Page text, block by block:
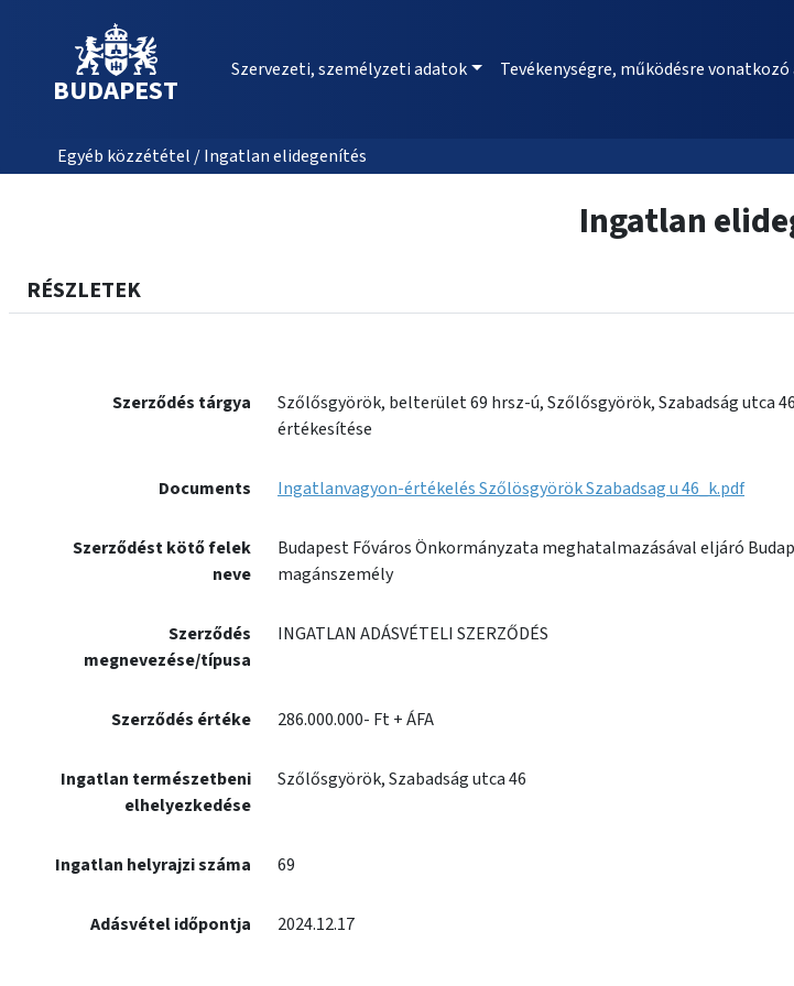
BUDAPEST
Szervezeti, személyzeti adatok Tevékenységre, működésre
Egyéb közzététel / Ingatlan elidegenítés
Ingatlan
RÉSZLETEK
Szerződés tárgya
Szőlősgyörök, belterület 69 hrsz-ú, Szőlősgyörök, Szabadság
értékesítése
Documents Ingatlanvagyon-értékelés Szőlösgyörök Szabadsag u 46_k.pdf
Szerződést kötő felek
neve
Budapest Főváros Önkormányzata meghatalmazásával eljáró
magánszemély
Szerződés
megnevezése/típusa
INGATLAN ADÁSVÉTELI SZERZŐDÉS
Szerződés értéke 286.000.000- Ft + ÁFA
Ingatlan természetbeni
elhelyezkedése
Szőlősgyörök, Szabadság utca 46
Ingatlan helyrajzi száma 69
Adásvétel időpontja 2024.12.17